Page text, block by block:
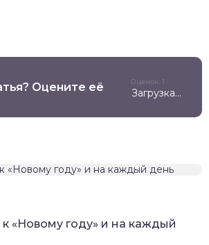
Оцените её Оценок: 1
Загрузка...
к «Новому году» и на каждый